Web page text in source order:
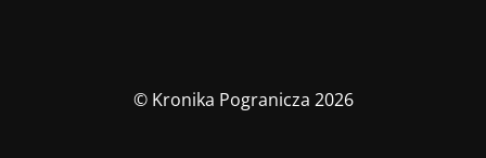
© Kronika Pogranicza 2026